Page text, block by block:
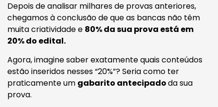
Depois de analisar milhares de provas anteriores,
chegamos à conclusão de que as bancas não têm
muita criatividade e 80% da sua prova está em
20% do edital.
Agora, imagine saber exatamente quais conteúdos
estão inseridos nesses “20%”? Seria como ter
praticamente um gabarito antecipadoda sua
prova.